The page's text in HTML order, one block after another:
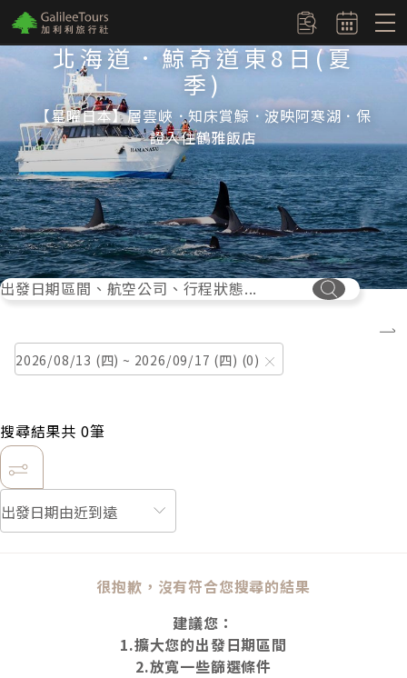
logo 訂單查詢
北海道．鯨奇道東8日(夏
季)
【星曜日本】層雲峽．知床賞鯨．波映阿寒湖．保
證入住鶴雅飯店
出發日期區間、航空公司、行程狀態...
搜尋按鈕
2026/08/13 (四) ~ 2026/09/17 (四) 0
搜尋結果共 0筆
很抱歉，沒有符合您搜尋的結果
建議您：
1.擴大您的出發日期區間
2.放寬一些篩選條件